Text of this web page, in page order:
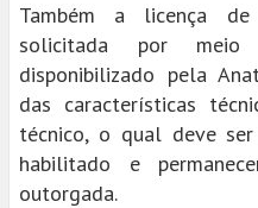
Também a licença
solicitada por meio
disponibilizado pela
das características
técnico, o qual deve
habilitado e
outorgada.